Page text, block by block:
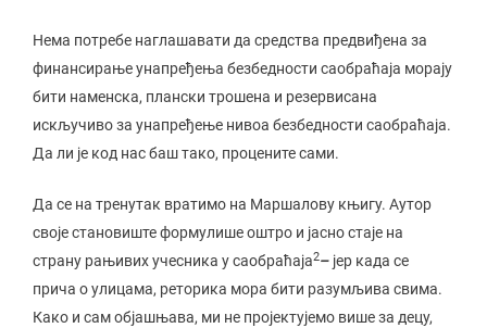
Нема потребе наглашавати да средства предвиђена за
финансирање унапређења безбедности саобраћаја морају
бити наменска, плански трошена и резервисана
искључиво за унапређење нивоа безбедности саобраћаја.
Да ли је код нас баш тако, процените сами.
Да се на тренутак вратимо на Маршалову књигу. Аутор
своје становиште формулише оштро и јасно стаје на
страну рањивих учесника у саобраћаја2– јер када се
прича о улицама, реторика мора бити разумљива свима.
Како и сам објашњава, ми не пројектујемо више за децу,